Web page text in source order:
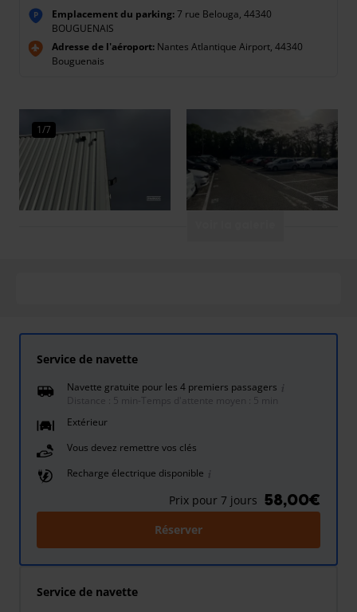
P Emplacement du parking:7 rue Belouga, 44340
BOUGUENAIS
Adresse de l'aéroport: Nantes Atlantique Airport, 44340
Bouguenais
1/7
Service de navette
Navette gratuite pour les 4 premiers passagers
Distance : 5 min
Temps d'attente moyen : 5 min
Extérieur
Vous devez remettre vos clés
Recharge électrique disponible
Prix pour 7 jours 58,00€
Réserver
Service de navette